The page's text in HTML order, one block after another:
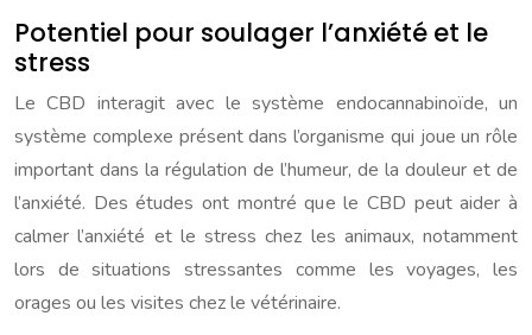
Potentiel pour soulager l’anxiété et le
stress
Le CBD interagit avec le système endocannabinoïde, un
système complexe présent dans l’organisme qui joue un rôle
important dans la régulation de l’humeur, de la douleur et de
l’anxiété. Des études ont montré que le CBD peut aider à
calmer l’anxiété et le stress chez les animaux, notamment
lors de situations stressantes comme les voyages, les
orages ou les visites chez le vétérinaire.